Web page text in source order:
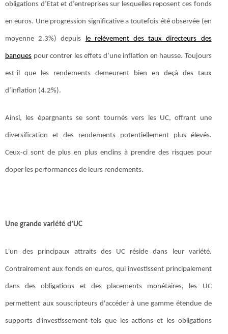
obligations d’Etat et d’entreprises sur lesquelles reposent ces fonds
en euros. Une progression significative a toutefois été observée (en
moyenne 2.3%) depuis le relèvement des taux directeurs des
banques pour contrer les effets d’une inflation en hausse. Toujours
est-il que les rendements demeurent bien en deçà des taux
d’inflation (4.2%).
Ainsi, les épargnants se sont tournés vers les UC, offrant une
diversification et des rendements potentiellement plus élevés.
Ceux-ci sont de plus en plus enclins à prendre des risques pour
doper les performances de leurs rendements.
Une grande variété d’UC
L'un des principaux attraits des UC réside dans leur variété.
Contrairement aux fonds en euros, qui investissent principalement
dans des obligations et des placements monétaires, les UC
permettent aux souscripteurs d'accéder à une gamme étendue de
supports d'investissement tels que les actions et les obligations